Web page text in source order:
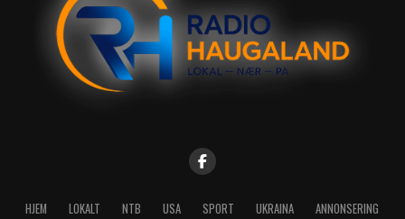
HJEM LOKALT NTB USA SPORT UKRAINA ANNONSERING